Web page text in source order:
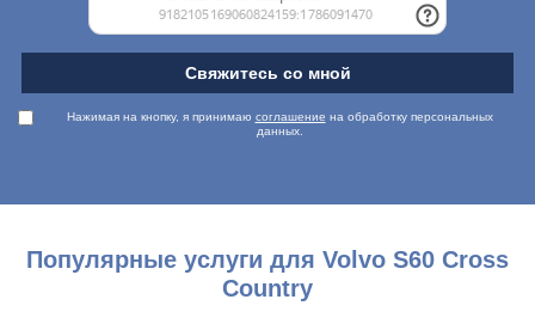
Свяжитесь со мной
Нажимая на кнопку, я принимаю соглашение на обработку персональных
данных.
Популярные услуги для Volvo S60 Cross
Country